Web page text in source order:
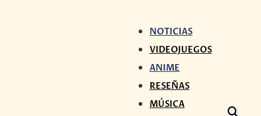
NOTICIAS
VIDEOJUEGOS
ANIME
RESEÑAS
MÚSICA